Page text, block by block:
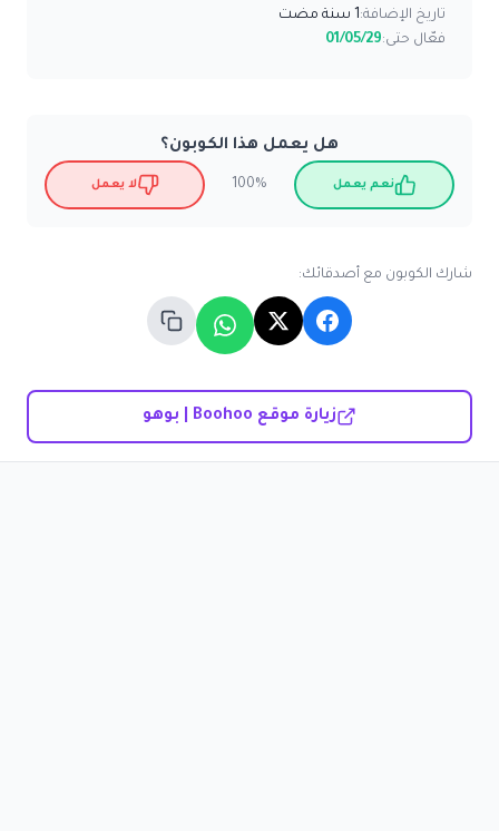
تاريخ الإضافة:1 سنة مضت
فعّال حتى:01/05/29
هل يعمل هذا الكوبون؟
نعم يعمل 100% لا يعمل
شارك الكوبون مع أصدقائك:
زيارة موقع Boohoo | بوهو